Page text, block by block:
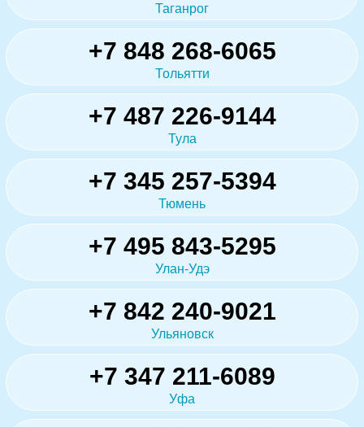
Таганрог
+7 848 268-6065
Тольятти
+7 487 226-9144
Тула
+7 345 257-5394
Тюмень
+7 495 843-5295
Улан-Удэ
+7 842 240-9021
Ульяновск
+7 347 211-6089
Уфа